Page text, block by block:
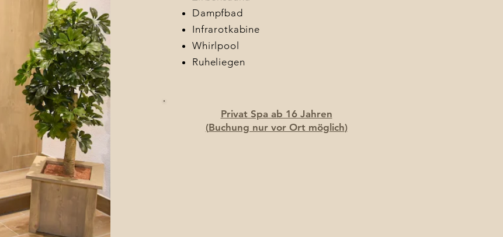
Dampfbad
Infrarotkabine
Whirlpool
Ruheliegen
Privat Spa ab 16 Jahren
(Buchung nur vor Ort möglich)